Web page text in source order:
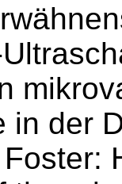
in der